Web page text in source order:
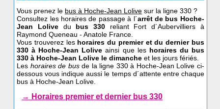
Vous prenez le bus à Hoche-Jean Lolive sur la ligne 330 ?
Consultez les horaires de passage à l´arrêt de bus Hoche-
Jean Lolivedu bus 330 reliant Fort d´Aubervilliers à
Raymond Queneau - Anatole France.
Vous trouverez les horaires du premier et du dernier bus
330 à Hoche-Jean Lolive ainsi que les horaires du bus
330 à Hoche-Jean Lolive le dimanche et les jours fériés.
Les horaires de busde la ligne 330 à Hoche-Jean Lolive ci-
dessous vous indique aussi le temps d´attente entre chaque
bus à Hoche-Jean Lolive.
→ Horaires premier et dernier bus 330